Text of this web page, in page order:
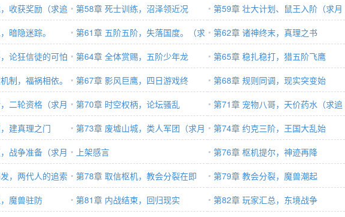
读，求月票）
收获奖励（求追
第58章 死士训练，沼泽领近况
第59章 壮大计划、鼠王入阶（求月
票，求追读）
暗隐迷踪。
第61章 五阶五阶，失落国度。（求
月票，求追读）
第62章 诸神终末，真理之书
论狂信徒的可怕
读）
第64章 全体赏赐，五阶少年龙
第65章 稳扎稳打，猎五阶飞鹰
制，福祸相依。
第67章 影风巨鹰，四日游戏终
第68章 规则同调，现实突变始
二轮资格（求月
第70章 时空权柄，论坛骚乱
第71章 宠物八哥，天价药水（求追
读，求月票）
建真理之门
第73章 废墟山城，类人军团（求月
票求追读）
第74章 约克三阶，王国大乱始
战争准备（求月
上架感言
第76章 枢机提尔，神迹再降
（1/4，求首订）
，两代人的追索
第78章 取信枢机，教会分裂在即
（3/4，求订阅）
第79章 教会分裂，魔兽潮起
（4/4，求月票求订阅）
魔兽驻防
第81章 内战结束，回归现实
第82章 玩家汇总，东境战争